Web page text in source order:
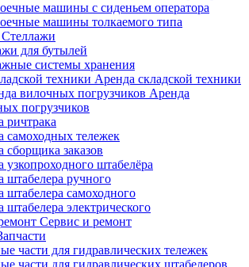
машины с сиденьем оператора
машины толкаемого типа
Стеллажи
для бутылей
системы хранения
Аренда складской техники
Аренда
погрузчиков
ричтрака
самоходных тележек
сборщика заказов
узкопроходного штабелёра
штабелера ручного
штабелера самоходного
штабелера электрического
Сервис и ремонт
части для гидравлических тележек
части для гидравлических штабелеров